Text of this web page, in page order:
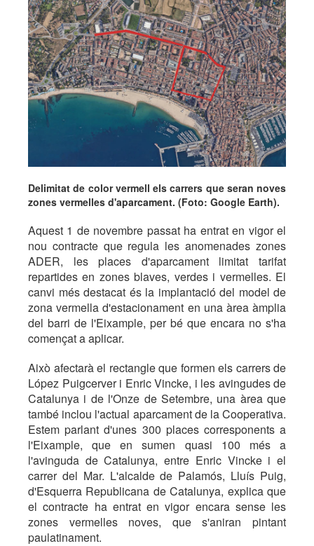
Delimitat de color vermell els carrers que seran noves
zones vermelles d'aparcament. (Foto: Google Earth).
Aquest 1 de novembre passat ha entrat en vigor el
nou contracte que regula les anomenades zones
ADER, les places d'aparcament limitat tarifat
repartides en zones blaves, verdes i vermelles. El
canvi més destacat és la implantació del model de
zona vermella d'estacionament en una àrea àmplia
del barri de l'Eixample, per bé que encara no s'ha
començat a aplicar.
Això afectarà el rectangle que formen els carrers de
López Puigcerver i Enric Vincke, i les avingudes de
Catalunya i de l'Onze de Setembre, una àrea que
també inclou l'actual aparcament de la Cooperativa.
Estem parlant d'unes 300 places corresponents a
l'Eixample, que en sumen quasi 100 més a
l'avinguda de Catalunya, entre Enric Vincke i el
carrer del Mar. L'alcalde de Palamós, Lluís Puig,
d'Esquerra Republicana de Catalunya, explica que
el contracte ha entrat en vigor encara sense les
zones vermelles noves, que s'aniran pintant
paulatinament.